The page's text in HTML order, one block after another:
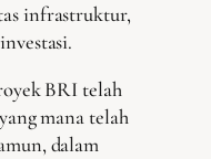
infrastruktur,
BRI telah
mana telah
dalam